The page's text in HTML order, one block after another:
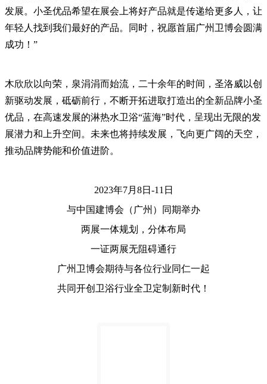
发展。小圣优品希望在展会上将好产品就是传递给更多人，让
年轻人找到我们最好的产品。同时，祝愿首届广州卫博会圆满
成功！”
木欣欣以向荣，泉涓涓而始流，二十余年的时间，圣洛威以创
新驱动发展，砥砺前行，不断开拓进取打造出的全新品牌小圣
优品，在高速发展的淋热水卫浴“蓝海”时代，呈现出无限的发
展潜力和上升空间。未来也将持续发展，飞向更广阔的天空，
推动品牌势能和价值进阶。
2023年7月8日-11日
与中国建博会（广州）同期举办
两展一体规划，分体布局
一证两展无阻碍通行
广州卫博会期待与各位行业同仁一起
共同开创卫浴行业全卫定制新时代！